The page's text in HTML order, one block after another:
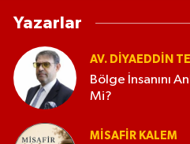
Yazarlar
AV. DIYAEDDIN
Bölge İnsanını
Mi?
MISAFIR KALEM